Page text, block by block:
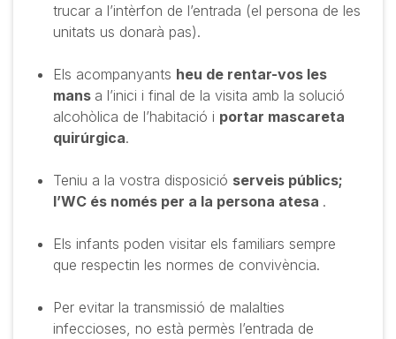
trucar a l’intèrfon de l’entrada (el persona de les
unitats us donarà pas).
Els acompanyants heu de rentar-vos les
mans a l’inici i final de la visita amb la solució
alcohòlica de l’habitació i portar mascareta
quirúrgica.
Teniu a la vostra disposició serveis públics;
l’WC és només per a la persona atesa .
Els infants poden visitar els familiars sempre
que respectin les normes de convivència.
Per evitar la transmissió de malalties
infeccioses, no està permès l’entrada de